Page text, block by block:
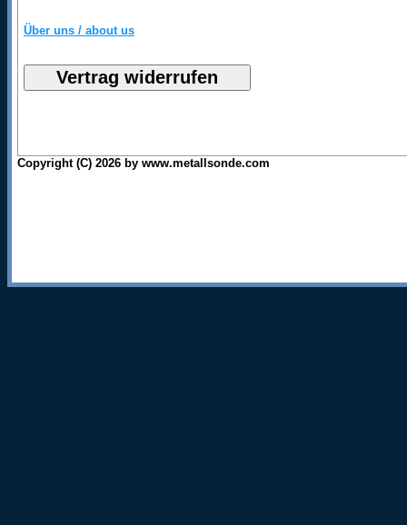
Über uns / about us
Copyright (C) 2026 by www.metallsonde.com